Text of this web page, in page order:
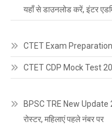
यहाँ से डाउनलोड करें, इंटर
CTET Exam Preparation
CTET CDP Mock Test
BPSC TRE New Update
रोस्टर, महिलाएं पहले नंबर पर